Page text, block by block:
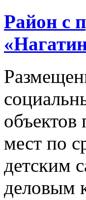
Район с
объектов
мест по
детским
деловым